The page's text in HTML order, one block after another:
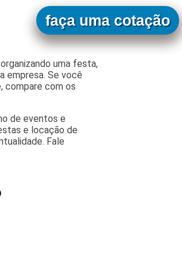
uma festa,
empresa. Se você
compare com os
de eventos e
e locação de
Fale
faça uma cotação